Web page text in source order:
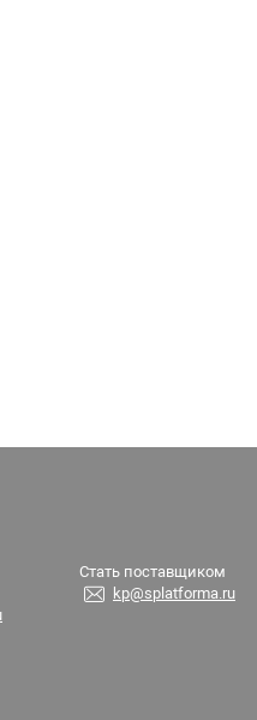
Стать поставщиком
kp@splatforma.ru